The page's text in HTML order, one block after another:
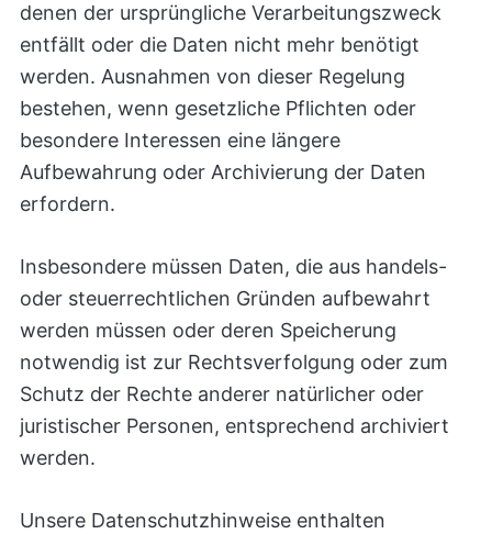
denen der ursprüngliche Verarbeitungszweck
entfällt oder die Daten nicht mehr benötigt
werden. Ausnahmen von dieser Regelung
bestehen, wenn gesetzliche Pflichten oder
besondere Interessen eine längere
Aufbewahrung oder Archivierung der Daten
erfordern.
Insbesondere müssen Daten, die aus handels-
oder steuerrechtlichen Gründen aufbewahrt
werden müssen oder deren Speicherung
notwendig ist zur Rechtsverfolgung oder zum
Schutz der Rechte anderer natürlicher oder
juristischer Personen, entsprechend archiviert
werden.
Unsere Datenschutzhinweise enthalten